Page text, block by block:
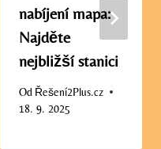
nabíjení mapa:
Najděte
nejbližší stanici
Od Řešení2Plus.cz
18. 9. 2025